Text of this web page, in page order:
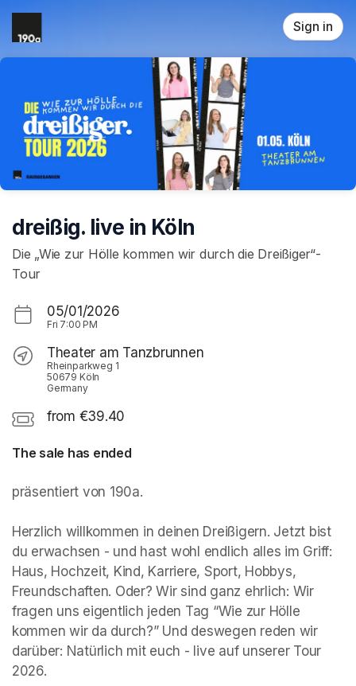
Skip header
Sign in
dreißig. live in Köln
Die „Wie zur Hölle kommen wir durch die Dreißiger“-
Tour
05/01/2026
Fri 7:00 PM
Theater am Tanzbrunnen
Rheinparkweg 1
50679 Köln
Germany
from €39.40
The sale has ended
präsentiert von 190a.
Herzlich willkommen in deinen Dreißigern. Jetzt bist
du erwachsen - und hast wohl endlich alles im Griff:
Haus, Hochzeit, Kind, Karriere, Sport, Hobbys,
Freundschaften. Oder? Wir sind ganz ehrlich: Wir
fragen uns eigentlich jeden Tag “Wie zur Hölle
kommen wir da durch?” Und deswegen reden wir
darüber: Natürlich mit euch - live auf unserer Tour
2026.